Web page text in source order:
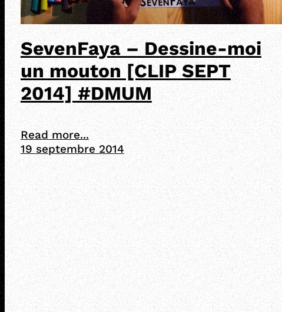
SevenFaya – Dessine-moi
un mouton [CLIP SEPT
2014] #DMUM
Read more...
19 septembre 2014